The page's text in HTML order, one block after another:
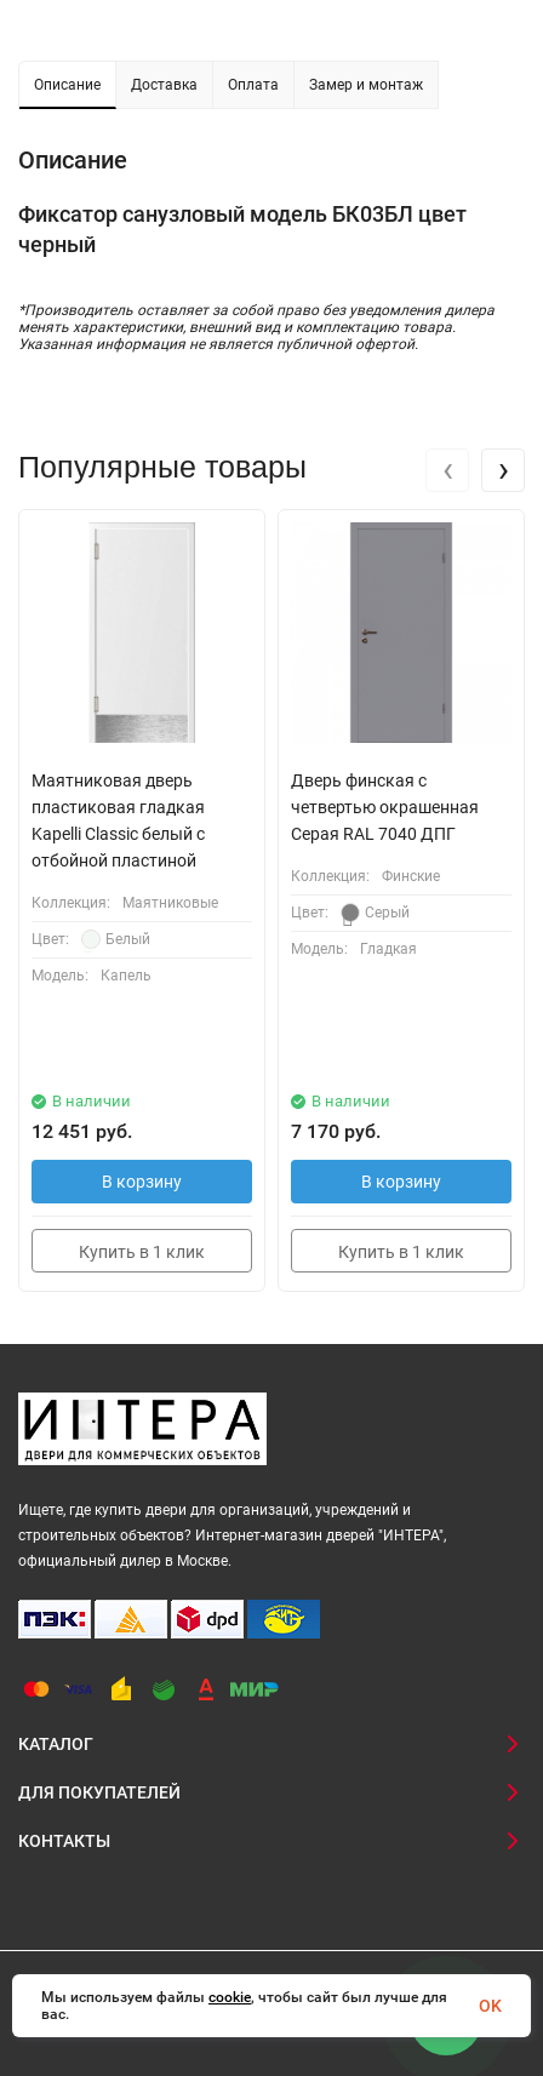
Описание Доставка Оплата Замер и монтаж
Описание
Фиксатор санузловый модель БК03БЛ цвет
черный
*Производитель оставляет за собой право без уведомления дилера
менять характеристики, внешний вид и комплектацию товара.
Указанная информация не является публичной офертой.
Популярные товары
Маятниковая дверь
пластиковая гладкая
Kapelli Classic белый с
отбойной пластиной
Коллекция: Маятниковые
Цвет: Белый
Модель: Капель
В наличии
12 451 руб.
В корзину
Купить в 1 клик
Дверь финская с
четвертью окрашенная
Серая RAL 7040 ДПГ
Коллекция: Финские
Цвет: Серый
Модель: Гладкая
В наличии
7 170 руб.
В корзину
Купить в 1 клик
‹ ›
Ищете, где купить двери для организаций, учреждений и
строительных объектов? Интернет-магазин дверей "ИНТЕРА",
официальный дилер в Москве.
КАТАЛОГ
ДЛЯ ПОКУПАТЕЛЕЙ
КОНТАКТЫ
© 2008-2026 Interadoors.ru Все права защищены
Мы используем файлы cookie, чтобы сайт был лучше для
вас.
OK